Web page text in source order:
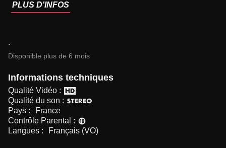
PLUS D'INFOS
.
Disponible plus de 6 mois
Informations techniques
Qualité Vidéo :
Qualité du son :
Pays :
France
Contrôle Parental :
Langues :
Français (VO)